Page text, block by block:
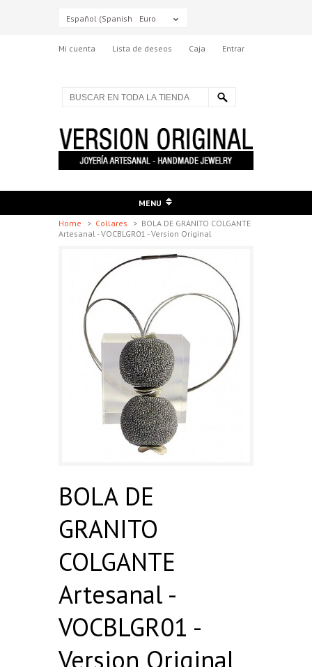
Español (Spanish) Euro
Mi cuenta Lista de deseos Caja Entrar
MENU
Home
> Collares > BOLA DE GRANITO COLGANTE
Artesanal - VOCBLGR01 - Version Original
BOLA DE
GRANITO
COLGANTE
Artesanal -
VOCBLGR01 -
Version Original